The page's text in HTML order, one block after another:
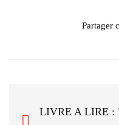
Partager
LIVRE A LIRE :